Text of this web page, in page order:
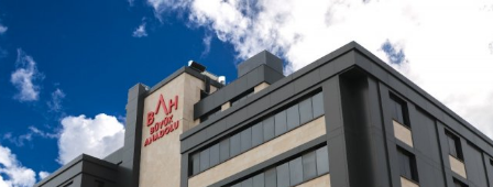
Türkçe
English
Deutsch
عربي